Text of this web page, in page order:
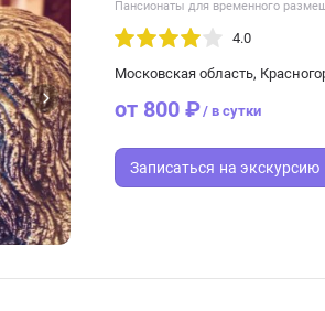
Пансионаты для временного
4.0
Московская область,
от 800 ₽/ в сутки
Записаться на экскурсию